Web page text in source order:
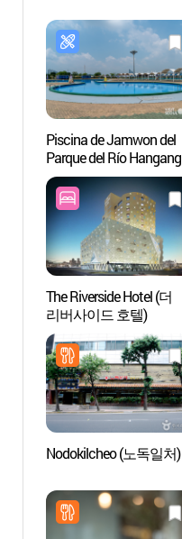
Piscina de Jamwon del
Parque del Río Hangang
(한강시민공원
잠원수영장)
The Riverside Hotel (더
리버사이드 호텔)
Nodokilcheo (노독일처)